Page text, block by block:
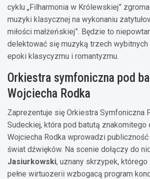
cyklu „Filharmonia w Królewskiej”
muzyki klasycznej na wykonaniu
miłości małżeńskiej”. Będzie to
delektować się muzyką trzech
epoki klasycyzmu i romantyzmu.
Orkiestra symfoniczna pod
Wojciecha Rodka
Zaprezentuje się Orkiestra Symfoniczna
Sudeckiej, która pod batutą znakomitego
Wojciecha Rodka wprowadzi
świat dźwięków. Na scenie dołączy do
Jasiurkowski, uznany skrzypek, którego
pełne wirtuozerii wzbogacą program